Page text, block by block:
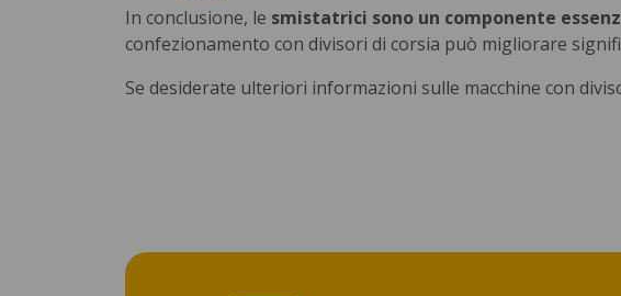
In conclusione, le smistatrici sono un componente
confezionamento con divisori di corsia può migliorare
Se desiderate ulteriori informazioni sulle macchine con